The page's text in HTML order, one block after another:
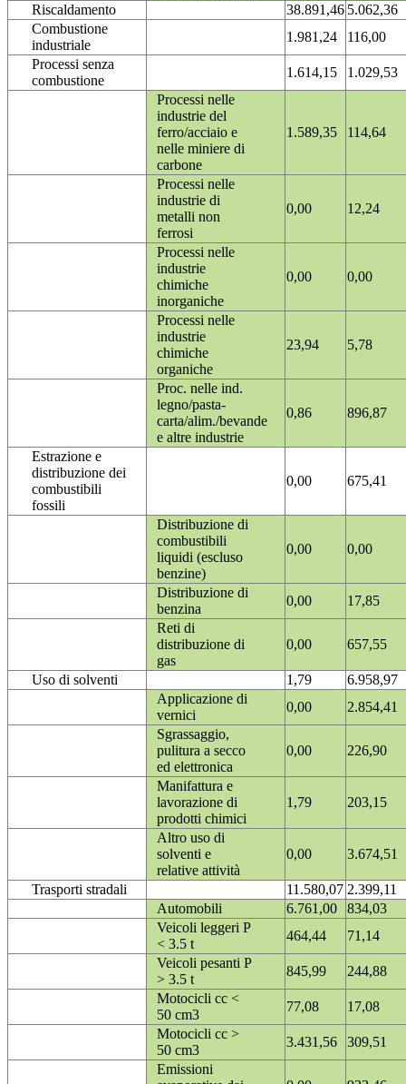
Riscaldamento
38.891,46 5.062,36
Combustione
industriale
1.981,24
116,00
Processi senza
combustione
1.614,15
1.029,53
Processi nelle
industrie del
ferro/acciaio e
nelle miniere di
carbone
1.589,35 114,64
Processi nelle
industrie di
metalli non
ferrosi
0,00 12,24
Processi nelle
industrie
chimiche
inorganiche
0,00 0,00
Processi nelle
industrie
chimiche
organiche
23,94 5,78
Proc. nelle ind.
legno/pasta-
carta/alim./bevande
e altre industrie
0,86 896,87
Estrazione e
distribuzione dei
combustibili
fossili
0,00 675,41
Distribuzione di
combustibili
liquidi (escluso
benzine)
0,00 0,00
Distribuzione di
benzina
0,00
17,85
Reti di
distribuzione di
gas
0,00 657,55
Uso di solventi 1,79
6.958,97
Applicazione di
vernici
0,00
2.854,41
Sgrassaggio,
pulitura a secco
ed elettronica
0,00 226,90
Manifattura e
lavorazione di
prodotti chimici
1,79 203,15
Altro uso di
solventi e
relative attività
0,00 3.674,51
Trasporti stradali 11.580,07 2.399,11
Automobili
6.761,00
834,03
Veicoli leggeri P
< 3.5 t
464,44
71,14
Veicoli pesanti P
> 3.5 t
845,99
244,88
Motocicli cc <
50 cm3
77,08
17,08
Motocicli cc >
50 cm3
3.431,56
309,51
Emissioni